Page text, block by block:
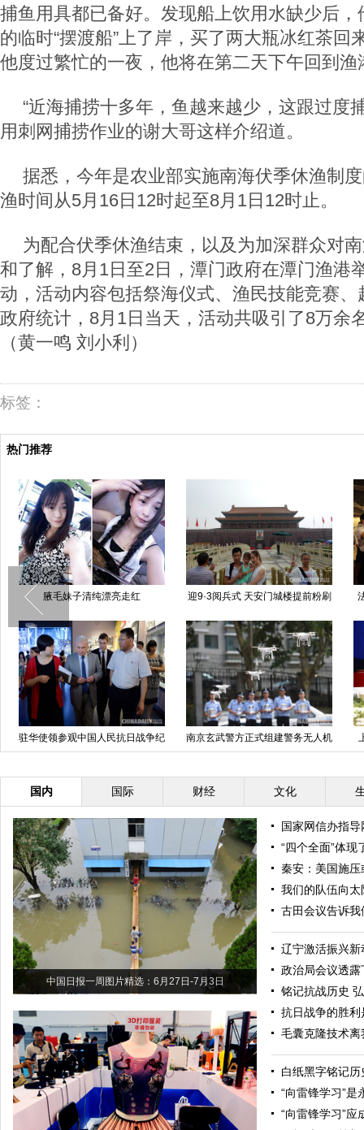
捕鱼用具都已备好。发现船上饮用水缺少后
的临时“摆渡船”上了岸，买了两大瓶冰红茶回
他度过繁忙的一夜，他将在第二天下午回到渔
“近海捕捞十多年，鱼越来越少，这跟过度
用刺网捕捞作业的谢大哥这样介绍道。
据悉，今年是农业部实施南海伏季休渔制
渔时间从5月16日12时起至8月1日12时止。
为配合伏季休渔结束，以及为加深群众对
和了解，8月1日至2日，潭门政府在潭门渔港
动，活动内容包括祭海仪式、渔民技能竞赛
政府统计，8月1日当天，活动共吸引了8万余
（黄一鸣 刘小利）
标签：
热门推荐
腋毛妹子清纯漂亮走红 迎9·3阅兵式 天安门城楼提前粉刷
驻华使领参观中国人民抗日战争纪
念馆
南京玄武警方正式组建警务无人机
分队
国内 国际 财经 文化
中国日报一周图片精选：6月27日-7月3日
国家网信办指
“四个全面”体现
秦安：美国施压
我们的队伍向太
古田会议告诉我
辽宁激活振兴新
政治局会议透
铭记抗战历史
抗日战争的胜
毛囊克隆技术
白纸黑字铭记历
“向雷锋学习”是
“向雷锋学习”应